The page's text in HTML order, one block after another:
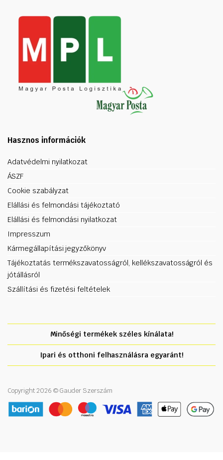
Hasznos információk
Adatvédelmi nyilatkozat
ÁSZF
Cookie szabályzat
Elállási és felmondási tájékoztató
Elállási és felmondási nyilatkozat
Impresszum
Kármegállapítási jegyzőkönyv
Tájékoztatás termékszavatosságról, kellékszavatosságról és
jótállásról
Szállítási és fizetési feltételek
Minőségi termékek széles kínálata!
Ipari és otthoni felhasználásra egyaránt!
Copyright 2026 © Gauder Szerszám